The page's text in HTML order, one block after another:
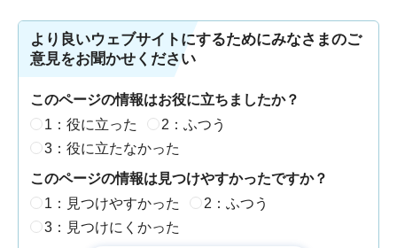
より良いウェブサイトにするためにみなさまのご
意見をお聞かせください
このページの情報はお役に立ちましたか？
1：役に立った
2：ふつう
3：役に立たなかった
このページの情報は見つけやすかったですか？
1：見つけやすかった
2：ふつう
3：見つけにくかった